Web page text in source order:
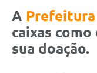
A Prefeitura
caixas como
sua doação.